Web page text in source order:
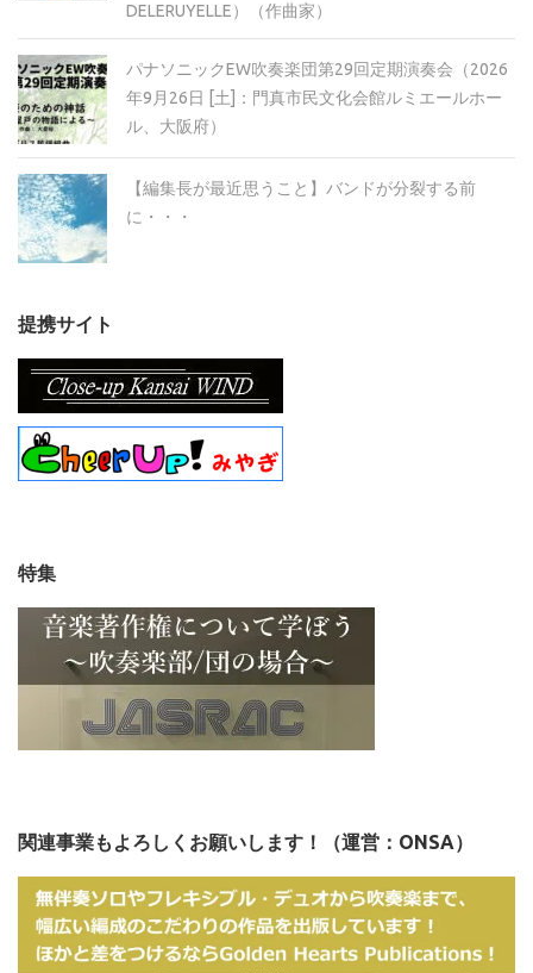
DELERUYELLE）（作曲家）
パナソニックEW吹奏楽団第29回定期演奏会（2026
年9月26日 [土]：門真市民文化会館ルミエールホー
ル、大阪府）
【編集長が最近思うこと】バンドが分裂する前
に・・・
提携サイト
特集
関連事業もよろしくお願いします！（運営：ONSA）